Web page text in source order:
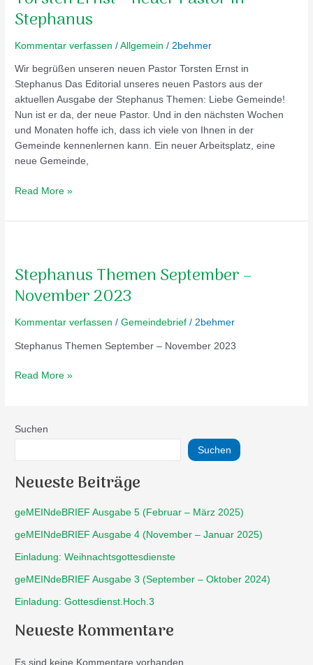
Stephanus
Kommentar verfassen /Allgemein / 2behmer
Wir begrüßen unseren neuen Pastor Torsten Ernst in
Stephanus Das Editorial unseres neuen Pastors aus der
aktuellen Ausgabe der Stephanus Themen: Liebe Gemeinde!
Nun ist er da, der neue Pastor. Und in den nächsten Wochen
und Monaten hoffe ich, dass ich viele von Ihnen in der
Gemeinde kennenlernen kann. Ein neuer Arbeitsplatz, eine
neue Gemeinde,
neuer
Pastor
in
Read More »
Stephanus Themen September –
November 2023
Kommentar verfassen /Gemeindebrief /2behmer
Stephanus Themen September – November 2023
September
–
November
2023
Read More »
Suchen
Suchen
Neueste Beiträge
geMEINdeBRIEF Ausgabe 5 (Februar – März 2025)
geMEINdeBRIEF Ausgabe 4 (November – Januar 2025)
Einladung: Weihnachtsgottesdienste
geMEINdeBRIEF Ausgabe 3 (September – Oktober 2024)
Einladung: Gottesdienst.Hoch.3
Neueste Kommentare
Es sind keine Kommentare vorhanden.